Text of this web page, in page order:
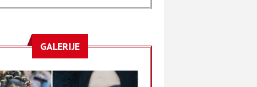
GALERIJE